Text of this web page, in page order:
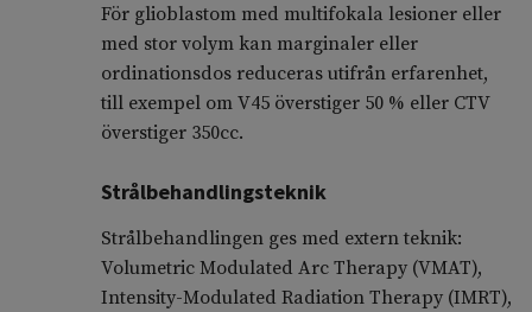
För glioblastom med multifokala lesioner eller
med stor volym kan marginaler eller
ordinationsdos reduceras utifrån erfarenhet,
till exempel om V45 överstiger 50 % eller CTV
överstiger 350cc.
Strålbehandlingsteknik
Strålbehandlingen ges med extern teknik:
Volumetric Modulated Arc Therapy (VMAT),
Intensity-Modulated Radiation Therapy (IMRT),